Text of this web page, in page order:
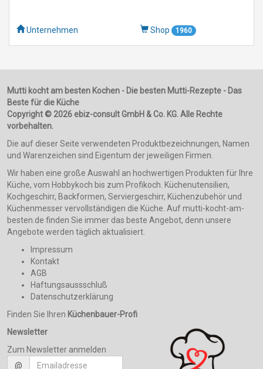
Unternehmen Shop 1960
Mutti kocht am besten Kochen - Die besten Mutti-Rezepte - Das
Beste für die Küche
Copyright © 2026 ebiz-consult GmbH & Co. KG. Alle Rechte
vorbehalten.
Die auf dieser Seite verwendeten Produktbezeichnungen, Namen
und Warenzeichen sind Eigentum der jeweiligen Firmen.
Wir haben eine große Auswahl an hochwertigen Produkten für Ihre
Küche, vom Hobbykoch bis zum Profikoch. Küchenutensilien,
Kochgeschirr, Backformen, Serviergeschirr, Küchenzubehör und
Küchenmesser vervollständigen die Küche. Auf mutti-kocht-am-
besten.de finden Sie immer das beste Angebot, denn unsere
Angebote werden täglich aktualisiert.
Impressum
Kontakt
AGB
Haftungsaussschluß
Datenschutzerklärung
Finden Sie Ihren Küchenbauer-Profi
Newsletter
Zum Newsletter anmelden
@